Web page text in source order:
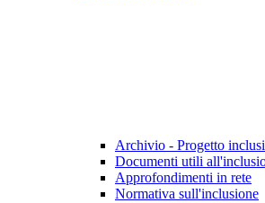
Archivio - Progetto
Documenti utili
Approfondimenti in rete
Normativa sull'inclusione